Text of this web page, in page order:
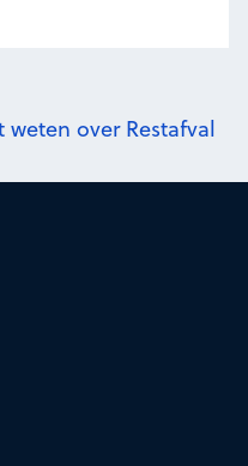
over Restafval